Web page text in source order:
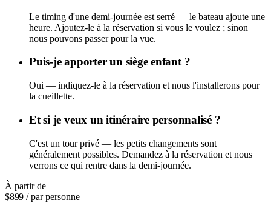
Le timing d'une demi-journée est serré — le bateau ajoute une
heure. Ajoutez-le à la réservation si vous le voulez ; sinon
nous pouvons passer pour la vue.
Puis-je apporter un siège enfant ?
Oui — indiquez-le à la réservation et nous l'installerons pour
la cueillette.
Et si je veux un itinéraire personnalisé ?
C'est un tour privé — les petits changements sont
généralement possibles. Demandez à la réservation et nous
verrons ce qui rentre dans la demi-journée.
À partir de
$899/ par personne